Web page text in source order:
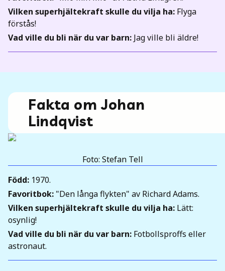
Vilken superhjältekraft skulle du vilja ha: Flyga
förstås!
Vad ville du bli när du var barn: Jag ville bli äldre!
Fakta om Johan
Lindqvist
Foto: Stefan Tell
Född: 1970.
Favoritbok: "Den långa flykten" av Richard Adams.
Vilken superhjältekraft skulle du vilja ha: Lätt:
osynlig!
Vad ville du bli när du var barn: Fotbollsproffs eller
astronaut.